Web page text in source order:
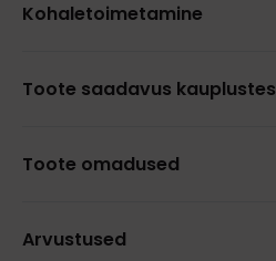
Kohaletoimetamine
Toote saadavus kauplustes
Toote omadused
Arvustused